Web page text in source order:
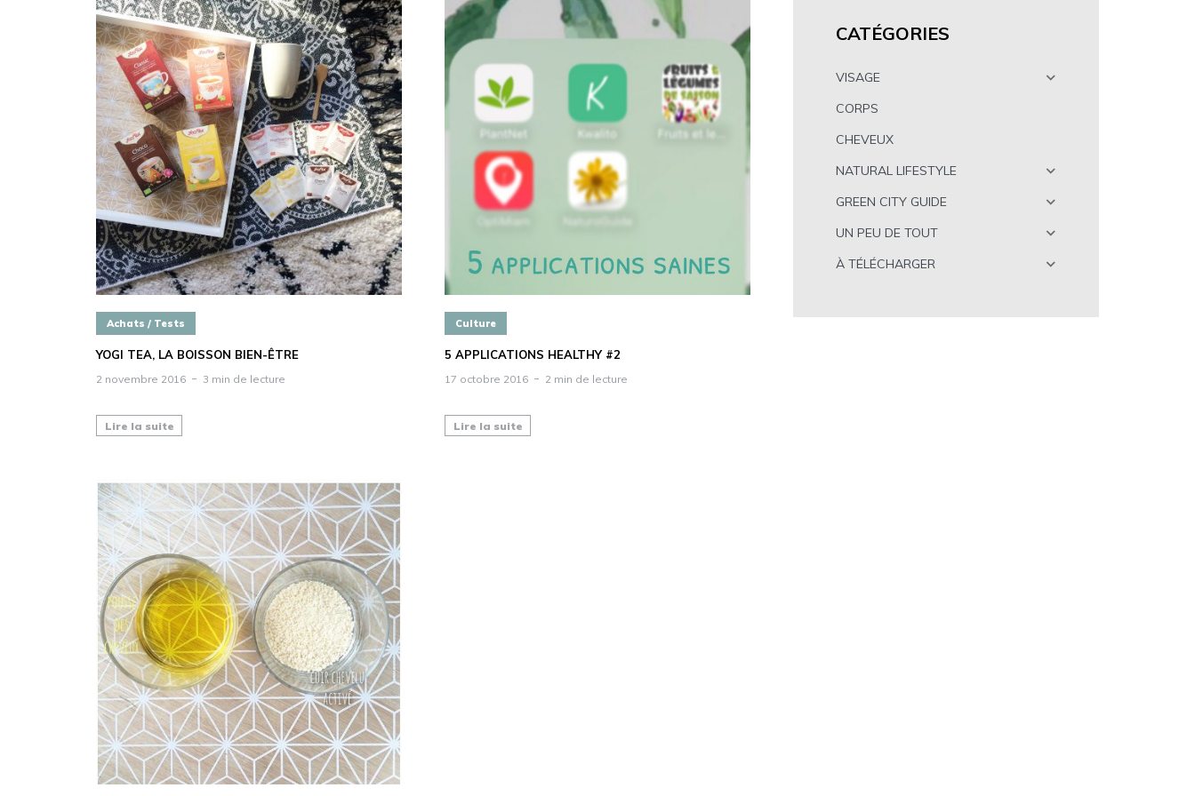
Achats / Tests
YOGI TEA, LA BOISSON BIEN-ÊTRE
2 novembre 2016 3 min de lecture
Lire la suite
Culture
5 APPLICATIONS HEALTHY #2
17 octobre 2016 2 min de lecture
Lire la suite
CATÉGORIES
VISAGE
CORPS
CHEVEUX
NATURAL LIFESTYLE
GREEN CITY GUIDE
UN PEU DE TOUT
À TÉLÉCHARGER